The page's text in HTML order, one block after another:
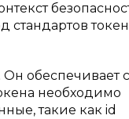
Он обеспечивает
необходимо
такие как id